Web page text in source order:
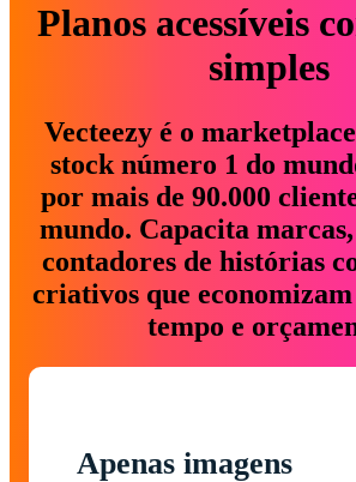
Planos acessíveis
simples
Vecteezy é o
stock número 1 do
por mais de 90.000
mundo. Capacita
contadores de histórias
criativos que
tempo e
Apenas imagens